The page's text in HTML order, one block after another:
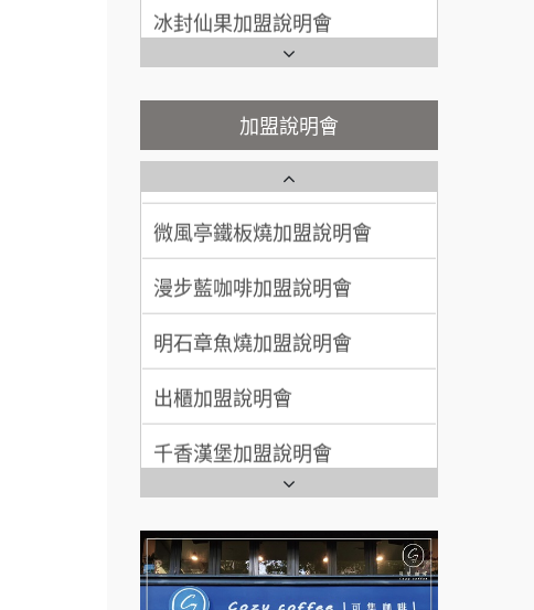
呂 先生/小姐 新竹市
200萬~400萬
顏 先生/小姐
100萬 ~ 200萬
廖 先生/小姐 高雄市
加盟預算 200萬~300萬
Ramble Café 漫步藍咖啡加盟
說明會
微風亭鐵板燒加盟說明會
鮮茶道加盟說明會
【曉妍美妝】誠徵行政櫃檯
自助洗衣店誠徵代洗收送人員
(台中市)
MUSHEN徵SPA美容芳療師
日十。早午食加盟說明會
拾鑶火鍋加盟說明會
全家加盟說明會
台灣G湯加盟說明會
彭富貴加盟說明會
加盟說明會
潮味決-湯滷專門店加盟說明會
鮮茶道加盟說明會
微風亭鐵板燒加盟說明會
漫步藍咖啡加盟說明會
明石章魚燒加盟說明會
出櫃加盟說明會
千香漢堡加盟說明會
七盞茶加盟說明會
拉亞漢堡加盟說明會
杜芳子古味茶鋪加盟說明會